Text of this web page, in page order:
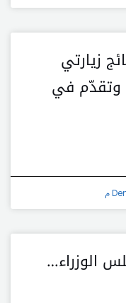
زيارتي
وتقدّم في
الوزراء…